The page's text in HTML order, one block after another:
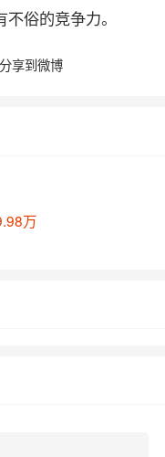
俗的竞争力。
分享到微博
万